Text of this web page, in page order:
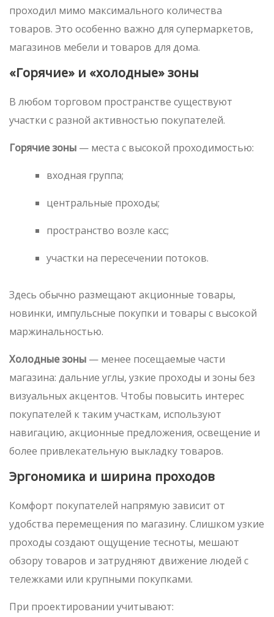
проходил мимо максимального количества
товаров. Это особенно важно для супермаркетов,
магазинов мебели и товаров для дома.
«Горячие» и «холодные» зоны
В любом торговом пространстве существуют
участки с разной активностью покупателей.
Горячие зоны — места с высокой проходимостью:
входная группа;
центральные проходы;
пространство возле касс;
участки на пересечении потоков.
Здесь обычно размещают акционные товары,
новинки, импульсные покупки и товары с высокой
маржинальностью.
Холодные зоны — менее посещаемые части
магазина: дальние углы, узкие проходы и зоны без
визуальных акцентов. Чтобы повысить интерес
покупателей к таким участкам, используют
навигацию, акционные предложения, освещение и
более привлекательную выкладку товаров.
Эргономика и ширина проходов
Комфорт покупателей напрямую зависит от
удобства перемещения по магазину. Слишком узкие
проходы создают ощущение тесноты, мешают
обзору товаров и затрудняют движение людей с
тележками или крупными покупками.
При проектировании учитывают: